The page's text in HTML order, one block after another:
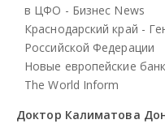
в ЦФО - Бизнес News
Краснодарский край -
Российской Федерации
Новые европейские
The World Inform
Доктор Калиматова